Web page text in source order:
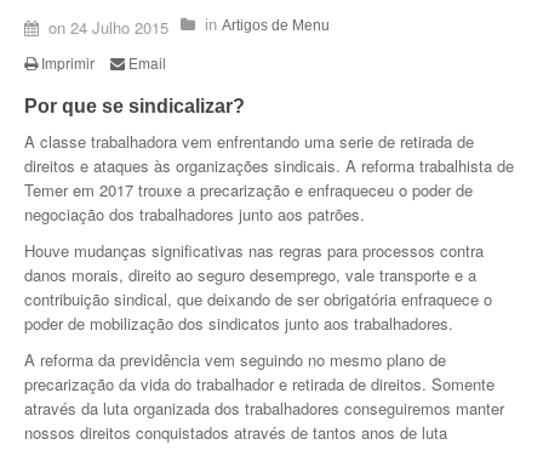
Quem Somos
Diretoria
Fique Sócio
Localização
Sede Central
Boleto
Boletos
Publicações
O Vidreiro
on 24 Julho 2015 in Artigos de Menu
Imprimir Email
Por que se sindicalizar?
A classe trabalhadora vem enfrentando uma serie de retirada de
direitos e ataques às organizações sindicais. A reforma trabalhista de
Temer em 2017 trouxe a precarização e enfraqueceu o poder de
negociação dos trabalhadores junto aos patrões.
Houve mudanças significativas nas regras para processos contra
danos morais, direito ao seguro desemprego, vale transporte e a
contribuição sindical, que deixando de ser obrigatória enfraquece o
poder de mobilização dos sindicatos junto aos trabalhadores.
A reforma da previdência vem seguindo no mesmo plano de
precarização da vida do trabalhador e retirada de direitos. Somente
através da luta organizada dos trabalhadores conseguiremos manter
nossos direitos conquistados através de tantos anos de luta